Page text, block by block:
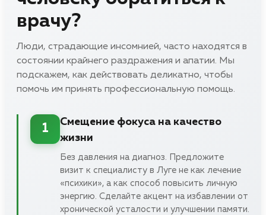
врачу?
Люди, страдающие инсомнией, часто находятся в
состоянии крайнего раздражения и апатии. Мы
подскажем, как действовать деликатно, чтобы
помочь им принять профессиональную помощь.
1
Смещение фокуса на качество
жизни
Без давления на диагноз. Предложите
визит к специалисту в Луге не как лечение
«психики», а как способ повысить личную
энергию. Сделайте акцент на избавлении от
хронической усталости и улучшении памяти.